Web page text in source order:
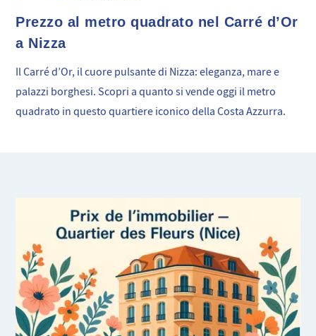
Prezzo al metro quadrato nel Carré d’Or
a Nizza
Il Carré d’Or, il cuore pulsante di Nizza: eleganza, mare e
palazzi borghesi. Scopri a quanto si vende oggi il metro
quadrato in questo quartiere iconico della Costa Azzurra.